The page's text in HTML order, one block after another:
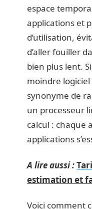
espace
applications et
d’utilisation,
d’aller fouiller
bien plus lent.
moindre
synonyme de
un processeur
calcul : chaque
applications
A lire aussi :
estimation et
Voici comment